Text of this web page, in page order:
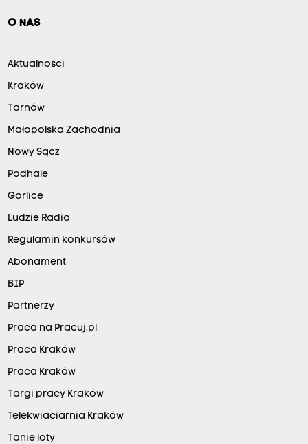
O NAS
Aktualności
Kraków
Tarnów
Małopolska Zachodnia
Nowy Sącz
Podhale
Gorlice
Ludzie Radia
Regulamin konkursów
Abonament
BIP
Partnerzy
Praca na Pracuj.pl
Praca Kraków
Praca Kraków
Targi pracy Kraków
Telekwiaciarnia Kraków
Tanie loty